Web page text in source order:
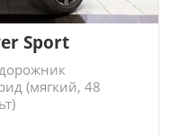
Sport
(мягкий, 48